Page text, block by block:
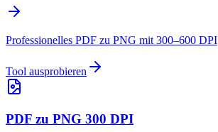
Professionelles PDF zu PNG mit 300–600 DPI
Tool ausprobieren
PDF zu PNG 300 DPI